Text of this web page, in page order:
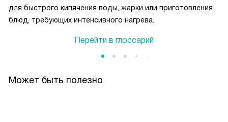
Может быть полезно
для быстрого кипячения воды, жарки или приготовления
блюд, требующих интенсивного нагрева.
Перейти в глоссарий